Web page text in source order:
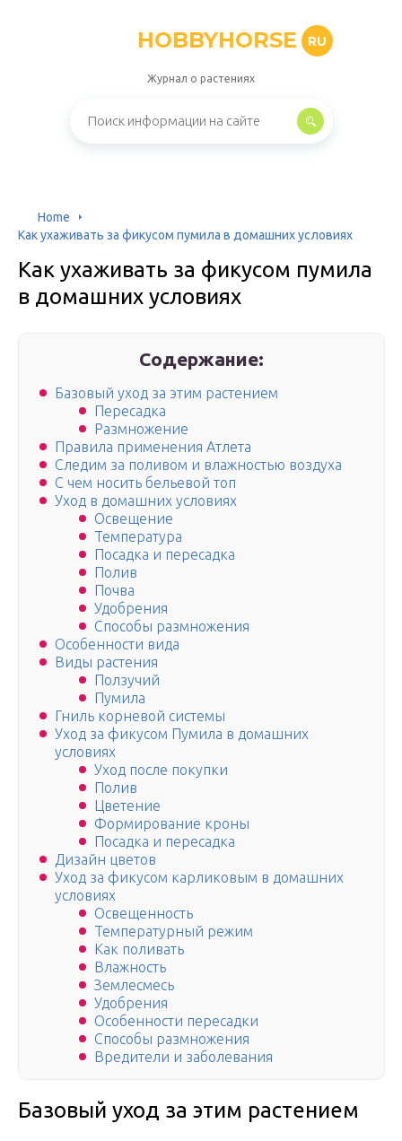
HOBBYHORSE RU
Журнал о растениях
Home
Как ухаживать за фикусом пумила в домашних условиях
Как ухаживать за фикусом пумила
в домашних условиях
Содержание:
Базовый уход за этим растением
Пересадка
Размножение
Правила применения Атлета
Следим за поливом и влажностью воздуха
С чем носить бельевой топ
Уход в домашних условиях
Освещение
Температура
Посадка и пересадка
Полив
Почва
Удобрения
Способы размножения
Особенности вида
Виды растения
Ползучий
Пумила
Гниль корневой системы
Уход за фикусом Пумила в домашних
условиях
Уход после покупки
Полив
Цветение
Формирование кроны
Посадка и пересадка
Дизайн цветов
Уход за фикусом карликовым в домашних
условиях
Освещенность
Температурный режим
Как поливать
Влажность
Землесмесь
Удобрения
Особенности пересадки
Способы размножения
Вредители и заболевания
Базовый уход за этим растением